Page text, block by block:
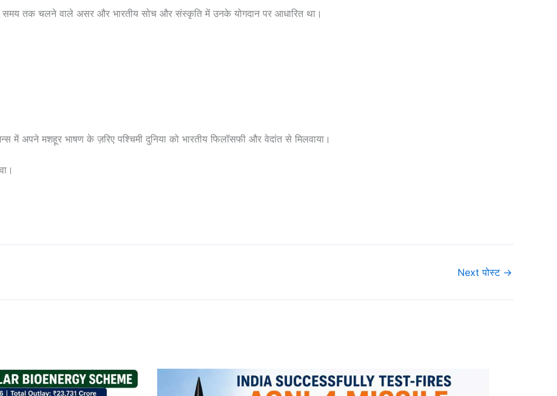
तक चलने वाले असर और भारतीय सोच और संस्कृति में उनके योगदान पर आधारित था।
में अपने मशहूर भाषण के ज़रिए पश्चिमी दुनिया को भारतीय फिलॉसफी और वेदांत से मिलवाया।
Next पोस्ट →